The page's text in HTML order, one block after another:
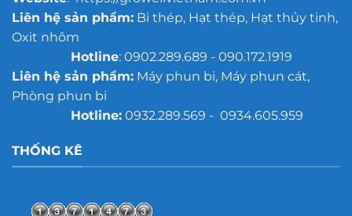
Liên hệ sản phẩm:Bi thép, Hạt thép, Hạt thủy tinh,
Oxit nhôm
Hotline: 0902.289.689 - 090.172.1919
Liên hệ sản phẩm:Máy phun bi, Máy phun cát,
Phòng phun bi
Hotline:0932.289.569 - 0934.605.959
THỐNG KÊ